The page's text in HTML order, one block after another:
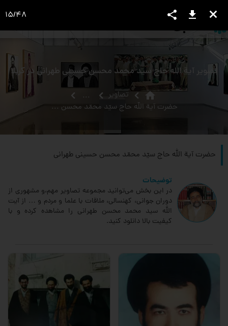
view_headline
تصویر آیة اللَه حاج سید محمد محسن حسینی طهرانی در کربلا
home تصاویر
...
حضرت‏ آية الله حاج سيّد محمّد محسن حسينى طهرانى‏
حضرت‏ آية الله حاج سيّد محمّد محسن حسينى طهرانى‏
توضیحات
در این بخش می‌توانید مجموعه تصاویر مهم،و مشهوری از
دوران جوانی، کهنسالی، ملاقات‌ با علما و مردم و … از آیت
الله سید محمد محسن طهرانی را مشاهده کرده و با
کیفیت بالا دانلود کنید.
close
download
share
15/48